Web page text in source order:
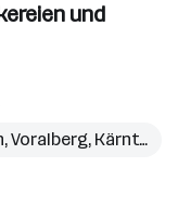
und
,Voralberg, Kärnten